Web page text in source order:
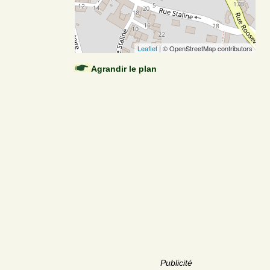
Leaflet | © OpenStreetMap contributors
Agrandir le plan
Publicité